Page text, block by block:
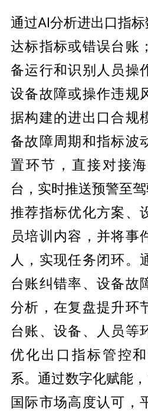
通过AI分析进出口指
达标指标或错误台账
备运行和识别人员操
设备故障或操作违规
据构建的进出口合规
备故障周期和指标波
置环节，直接对接
台，实时推送预警至
推荐指标优化方案、
员培训内容，并将事
人，实现任务闭环。
台账纠错率、设备故
分析，在复盘提升环
台账、设备、人员等
优化出口指标管控
系。通过数字化赋能
国际市场高度认可，